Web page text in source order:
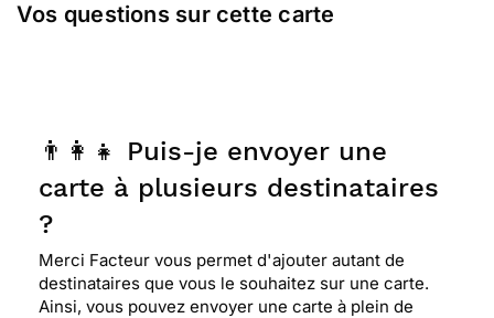
Vos questions sur cette carte
👨‍👩‍👧 Puis-je envoyer une
carte à plusieurs destinataires
?
Merci Facteur vous permet d'ajouter autant de
destinataires que vous le souhaitez sur une carte.
Ainsi, vous pouvez envoyer une carte à plein de